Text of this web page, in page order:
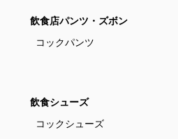
飲食店パンツ・ズボン
コックパンツ
飲食シューズ
コックシューズ